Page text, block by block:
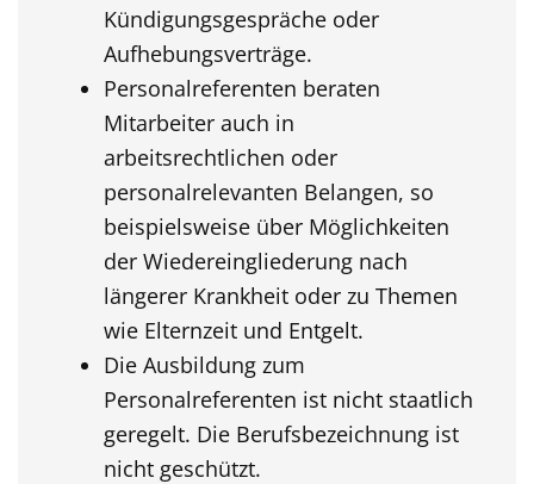
Kündigungsgespräche oder
Aufhebungsverträge.
Personalreferenten beraten
Mitarbeiter auch in
arbeitsrechtlichen oder
personalrelevanten Belangen, so
beispielsweise über Möglichkeiten
der Wiedereingliederung nach
längerer Krankheit oder zu Themen
wie Elternzeit und Entgelt.
Die Ausbildung zum
Personalreferenten ist nicht staatlich
geregelt. Die Berufsbezeichnung ist
nicht geschützt.